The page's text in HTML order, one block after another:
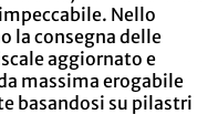
Nello
la consegna delle
aggiornato e
massima erogabile
basandosi su pilastri